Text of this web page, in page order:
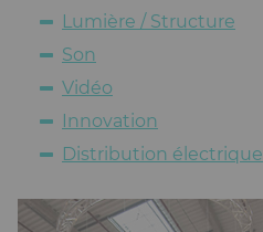
Lumière / Structure
Son
Vidéo
Innovation
Distribution électrique